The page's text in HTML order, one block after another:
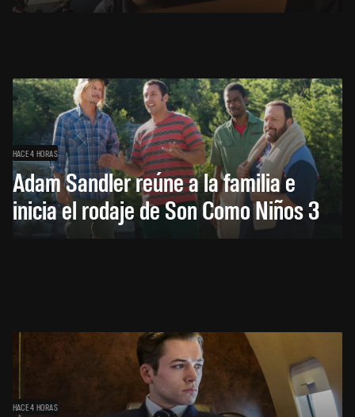
HACE 4 HORAS
Adam Sandler reúne a la familia e
inicia el rodaje de Son Como Niños 3
HACE 4 HORAS